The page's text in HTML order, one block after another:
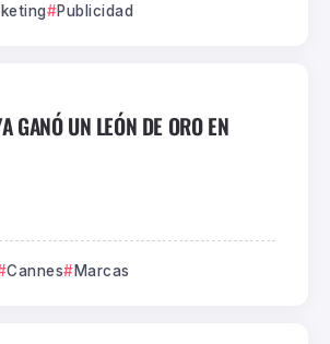
Publicidad
GANÓ UN LEÓN DE ORO EN
Cannes Marcas